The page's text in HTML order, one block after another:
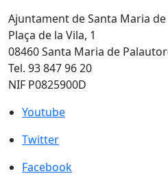
Ajuntament de Santa Maria
Plaça de la Vila, 1
08460 Santa Maria de
Tel. 93 847 96 20
NIF P0825900D
Youtube
Youtube
Twitter
Twitter
Facebook
Facebook